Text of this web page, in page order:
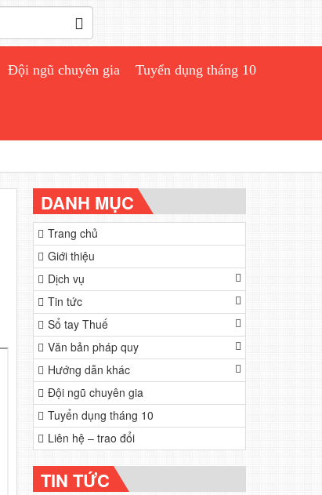
Đội ngũ chuyên gia Tuyển dụng tháng 10
DANH MỤC
Trang chủ
Giới thiệu
Dịch vụ
Tin tức
Sổ tay Thuế
Văn bản pháp quy
Hướng dẫn khác
Đội ngũ chuyên gia
Tuyển dụng tháng 10
Liên hệ – trao đổi
TIN TỨC